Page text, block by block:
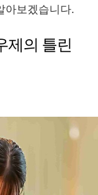
아보겠습니다.
제의 틀린